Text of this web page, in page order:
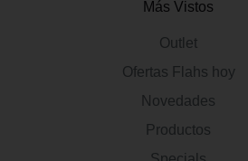
Más Vistos
Outlet
Ofertas Flahs hoy
Novedades
Productos